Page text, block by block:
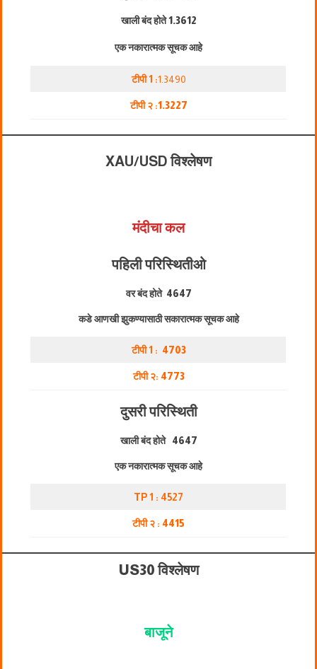
खाली बंद होते1.3612
एक नकारात्मक सूचक आहे
टीपी 1 :1.3490
टीपी २ :1.3227
XAU/USD विश्लेषण
मंदीचा कल
पहिली परिस्थितीओ
वर बंद होते 4647
कडे आणखी झुकण्यासाठी सकारात्मक सूचक आहे
टीपी 1 : 4703
टीपी २: 4773
दुसरी परिस्थिती
खाली बंद होते 4647
एक नकारात्मक सूचक आहे
TP 1 : 4527
टीपी २ : 4415
US30 विश्लेषण
बाजूने